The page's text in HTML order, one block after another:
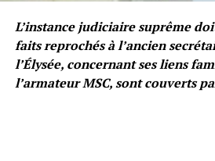
L’instance judiciaire suprême
faits reprochés à l’ancien
l’Élysée, concernant ses liens
l’armateur MSC, sont couverts